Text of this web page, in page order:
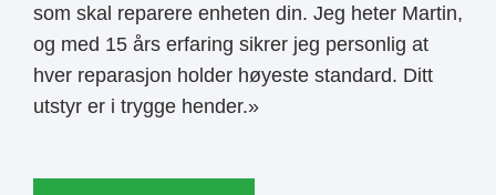
som skal reparere enheten din. Jeg heter Martin,
og med 15 års erfaring sikrer jeg personlig at
hver reparasjon holder høyeste standard. Ditt
utstyr er i trygge hender.»